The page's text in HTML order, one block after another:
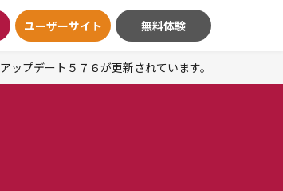
ユーザーサイト 無料体験
アップデート５７６が更新されています。